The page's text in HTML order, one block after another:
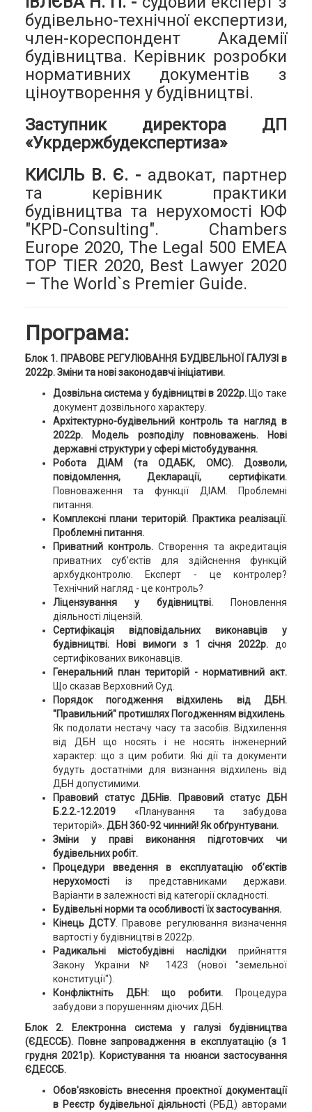
будівельно-технічної експертизи,
член-кореспондент Академії
будівництва. Керівник розробки
нормативних документів з
ціноутворення у будівництві.
Заступник директора ДП
«Укрдержбудекспертиза»
КИСІЛЬ В. Є. - адвокат, партнер
та керівник практики
будівництва та нерухомості ЮФ
"КРD-Consulting". Chambers
Europe 2020, The Legal 500 EMEA
TOP TIER 2020, Best Lawyer 2020
– The World`s Premier Guide.
Програма:
Блок 1. ПРАВОВЕ РЕГУЛЮВАННЯ БУДІВЕЛЬНОЇ ГАЛУЗІ в
2022р. Зміни та нові законодавчі ініціативи.
Дозвільна система у будівництві в 2022р.
Що таке
документ дозвільного характеру.
Архітектурно-будівельний контроль та нагляд в
2022р. Модель розподілу повноважень. Нові
державні структури у сфері містобудування.
Робота ДІАМ (та ОДАБК, ОМС). Дозволи,
повідомлення, Декларації, сертифікати.
Повноваження та функції ДІАМ. Проблемні
питання.
Комплексні плани територій. Практика реалізації.
Проблемні питання.
Приватний контроль.Створення та акредитація
приватних суб'єктів для здійснення функцій
архбудконтролю. Експерт - це контролер?
Технічний нагляд - це контроль?
Ліцензування у будівництві.
Поновлення
діяльності ліцензій.
Сертифікація відповідальних виконавців у
будівництві.
Нові вимоги з 1 січня 2022р. до
сертифікованих виконавців.
Генеральний план територій - нормативний акт.
Що сказав Верховний Суд.
Порядок погодження відхилень від ДБН.
"Правильний" протишлях Погодженням відхилень
Як подолати нестачу часу та засобів. Відхилення
від ДБН що носять і не носять інженерний
характер: що з цим робити. Які дії та документи
будуть достатніми для визнання відхилень від
ДБН допустимими.
Правовий статус ДБНів. Правовий статус ДБН
Б.2.2.-12.2019«Планування та забудова
територій». ДБН 360-92 чинний! Як обґрунтувани.
Зміни у праві виконання підготовчих чи
будівельних робіт.
Процедури введення в експлуатацію об’єктів
нерухомостііз представниками держави.
Варіанти в залежності від категорії складності.
Будівельні норми та особливості їх застосування.
Кінець ДСТУ . Правове регулювання визначення
вартості у будівництві в 2022р.
Радикальні містобудівні наслідкиприйняття
Закону України № 1423 (нової "земельної
конституції").
Конфліктніть ДБН: що робити.
Процедура
забудови з порушенням діючих ДБН.
Блок 2. Електронна система у галузі будівництва
(ЄДЕССБ). Повне запровадження в експлуатацію (з 1
грудня 2021р). Користування та нюанси застосування
ЄДЕССБ.
Обов'язковість внесення проектної документації
в Реєстр будівельної діяльності(РБД) авторами